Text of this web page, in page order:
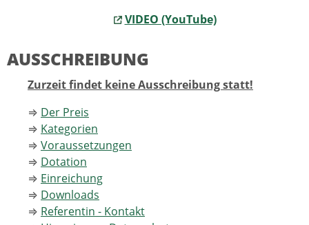
VIDEO (YouTube)
AUSSCHREIBUNG
Zurzeit findet keine Ausschreibung statt!
⇒ Der Preis
⇒ Kategorien
⇒ Voraussetzungen
⇒ Dotation
⇒ Einreichung
⇒ Downloads
⇒ Referentin - Kontakt